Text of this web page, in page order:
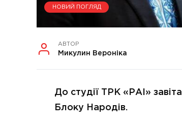
НОВИЙ ПОГЛЯД
АВТОР
Микулин Вероніка
До студії ТРК «РАІ»
Блоку Народів.